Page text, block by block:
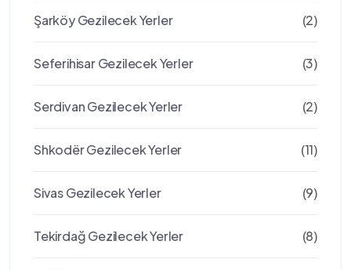
Şarköy Gezilecek Yerler (2)
Seferihisar Gezilecek Yerler (3)
Serdivan Gezilecek Yerler (2)
Shkodër Gezilecek Yerler (11)
Sivas Gezilecek Yerler (9)
Tekirdağ Gezilecek Yerler (8)